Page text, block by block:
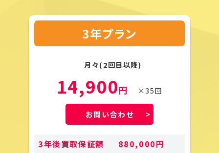
3年プラン
月々(2回目以降)
14,900円 ×35回
お問い合わせ
3年後買取保証額 880,000円